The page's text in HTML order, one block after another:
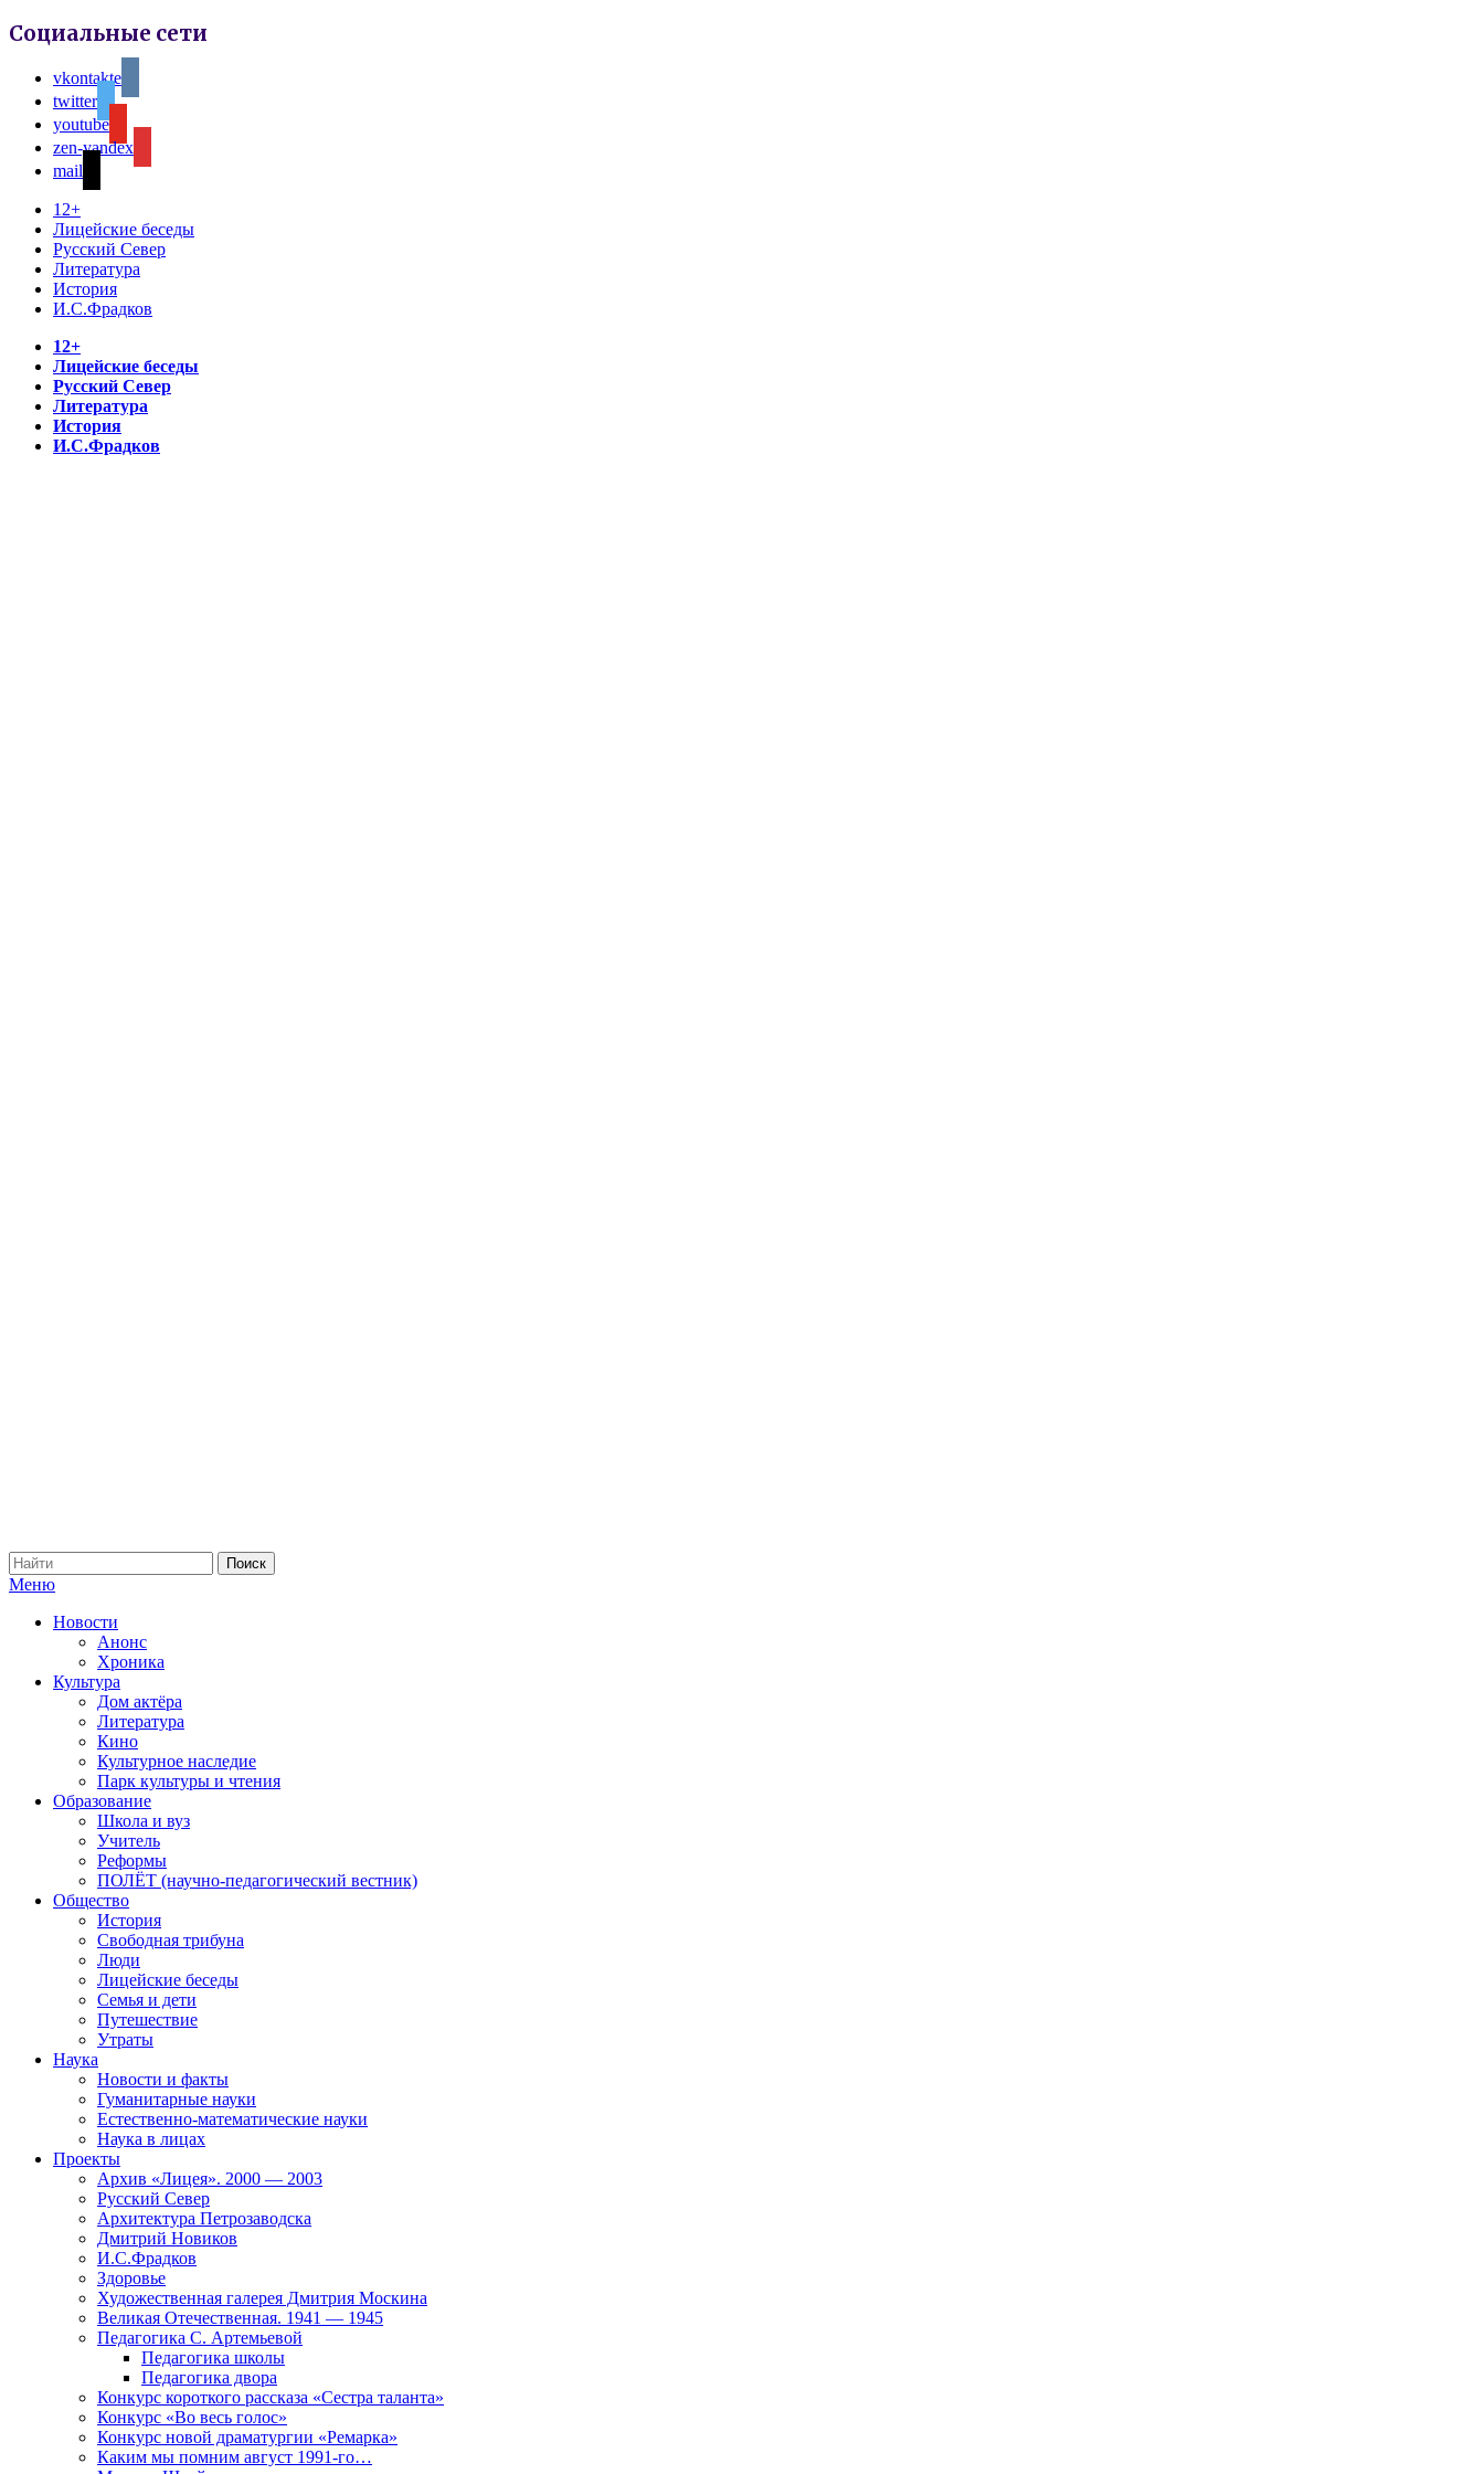
Социальные сети
vkontakte
twitter
youtube
zen-yandex
mail
12+
Лицейские беседы
Русский Север
Литература
История
И.С.Фрадков
12+
Лицейские беседы
Русский Север
Литература
История
И.С.Фрадков
Меню
Новости
Анонс
Хроника
Культура
Дом актёра
Литература
Кино
Культурное наследие
Парк культуры и чтения
Образование
Школа и вуз
Учитель
Реформы
ПОЛЁТ (научно-педагогический вестник)
Общество
История
Свободная трибуна
Люди
Лицейские беседы
Семья и дети
Путешествие
Утраты
Наука
Новости и факты
Гуманитарные науки
Естественно-математические науки
Наука в лицах
Проекты
Архив «Лицея». 2000 — 2003
Русский Север
Архитектура Петрозаводска
Дмитрий Новиков
И.С.Фрадков
Здоровье
Художественная галерея Дмитрия Москина
Великая Отечественная. 1941 — 1945
Педагогика С. Артемьевой
Педагогика школы
Педагогика двора
Конкурс короткого рассказа «Сестра таланта»
Конкурс «Во весь голос»
Конкурс новой драматургии «Ремарка»
Каким мы помним август 1991-го…